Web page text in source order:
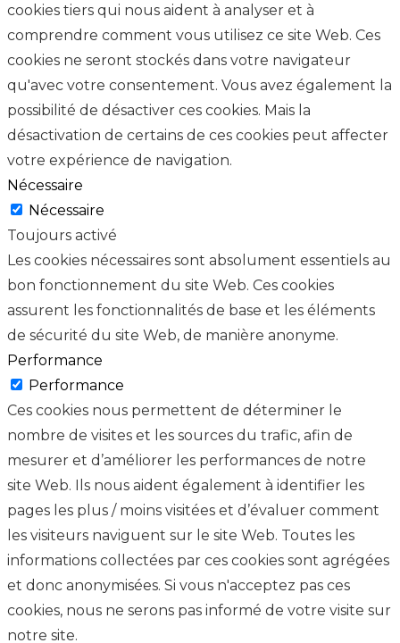
cookies tiers qui nous aident à analyser et à
comprendre comment vous utilisez ce site Web. Ces
cookies ne seront stockés dans votre navigateur
qu'avec votre consentement. Vous avez également la
possibilité de désactiver ces cookies. Mais la
désactivation de certains de ces cookies peut affecter
votre expérience de navigation.
Nécessaire
Nécessaire
Toujours activé
Les cookies nécessaires sont absolument essentiels au
bon fonctionnement du site Web. Ces cookies
assurent les fonctionnalités de base et les éléments
de sécurité du site Web, de manière anonyme.
Performance
Performance
Ces cookies nous permettent de déterminer le
nombre de visites et les sources du trafic, afin de
mesurer et d’améliorer les performances de notre
site Web. Ils nous aident également à identifier les
pages les plus / moins visitées et d’évaluer comment
les visiteurs naviguent sur le site Web. Toutes les
informations collectées par ces cookies sont agrégées
et donc anonymisées. Si vous n'acceptez pas ces
cookies, nous ne serons pas informé de votre visite sur
notre site.